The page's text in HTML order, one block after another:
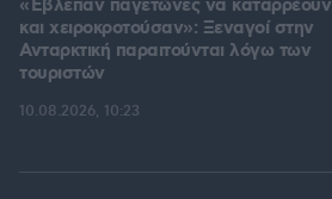
«Έβλεπαν παγετώνες να καταρρέουν
και χειροκροτούσαν»: Ξεναγοί στην
Ανταρκτική παραιτούνται λόγω των
τουριστών
10.08.2026, 10:23